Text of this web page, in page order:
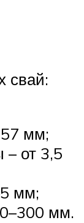
свай:
57 мм;
– от 3,5
мм;
мм.